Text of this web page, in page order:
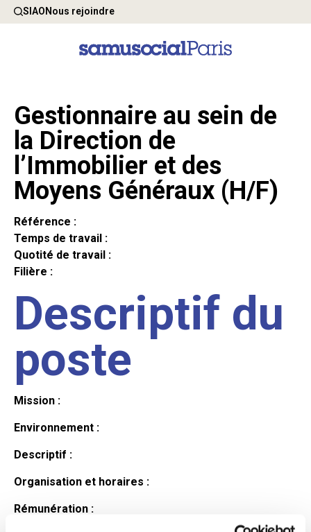
SIAONous rejoindre
Gestionnaire au sein de
la Direction de
l’Immobilier et des
Moyens Généraux (H/F)
Référence :
Temps de travail :
Quotité de travail :
Filière :
Descriptif du
poste
Mission :
Environnement :
Descriptif :
Organisation et horaires :
Rémunération :